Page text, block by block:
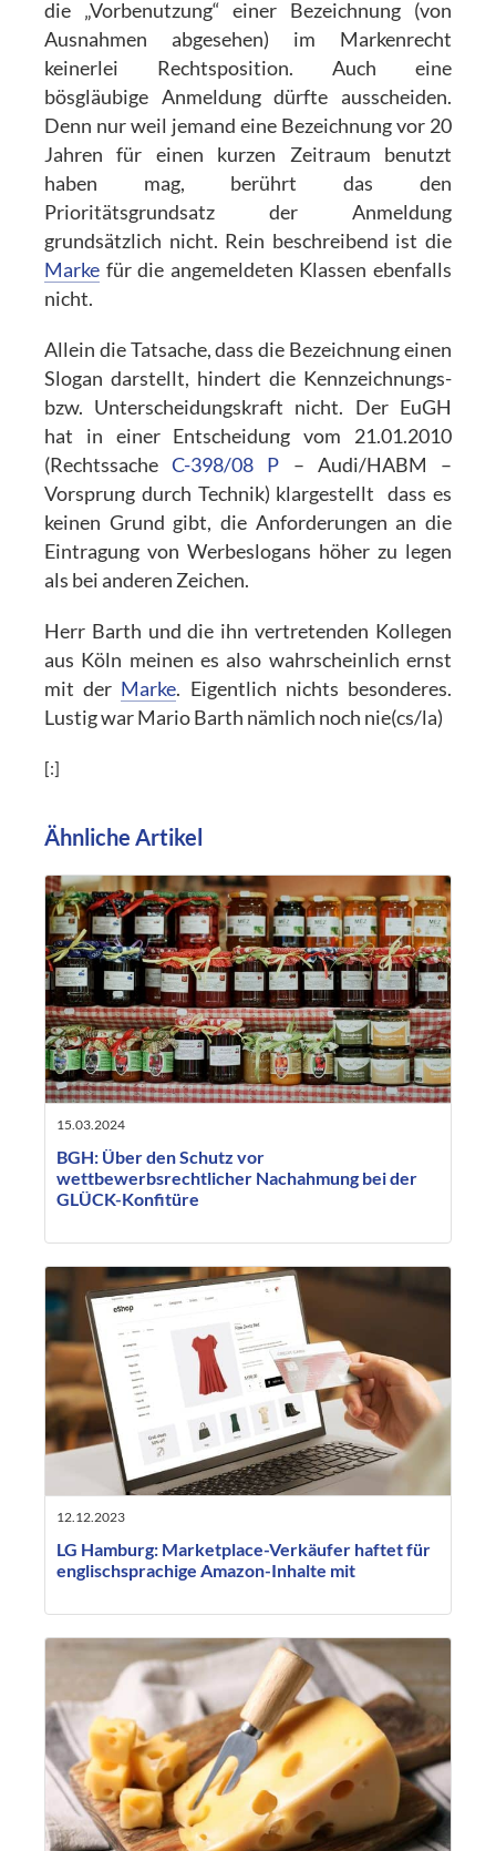
die „Vorbenutzung“ einer Bezeichnung (von
Ausnahmen abgesehen) im Markenrecht
keinerlei Rechtsposition. Auch eine
bösgläubige Anmeldung dürfte ausscheiden.
Denn nur weil jemand eine Bezeichnung vor 20
Jahren für einen kurzen Zeitraum benutzt
haben mag, berührt das den
Prioritätsgrundsatz der Anmeldung
grundsätzlich nicht. Rein beschreibend ist die
Marke für die angemeldeten Klassen ebenfalls
nicht.
Allein die Tatsache, dass die Bezeichnung einen
Slogan darstellt, hindert die Kennzeichnungs-
bzw. Unterscheidungskraft nicht. Der EuGH
hat in einer Entscheidung vom 21.01.2010
(RechtssacheC-398/08 P – Audi/HABM –
Vorsprung durch Technik) klargestellt dass es
keinen Grund gibt, die Anforderungen an die
Eintragung von Werbeslogans höher zu legen
als bei anderen Zeichen.
Herr Barth und die ihn vertretenden Kollegen
aus Köln meinen es also wahrscheinlich ernst
mit der Marke. Eigentlich nichts besonderes.
Lustig war Mario Barth nämlich noch nie(cs/la)
[:]
Ähnliche Artikel
15.03.2024
BGH: Über den Schutz vor
wettbewerbsrechtlicher Nachahmung bei der
GLÜCK-Konfitüre
12.12.2023
LG Hamburg: Marketplace-Verkäufer haftet für
englischsprachige Amazon-Inhalte mit